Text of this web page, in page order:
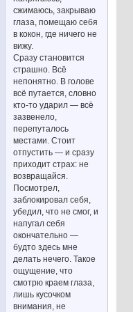
сжимаюсь, закрываю
глаза, помещаю себя
в кокон, где ничего не
вижу.
Сразу становится
страшно. Всё
непонятно. В голове
всё путается, словно
кто-то ударил — всё
зазвенело,
перепуталось
местами. Стоит
отпустить — и сразу
приходит страх: не
возвращайся.
Посмотрел,
заблокировал себя,
убедил, что не смог, и
напугал себя
окончательно —
будто здесь мне
делать нечего. Такое
ощущение, что
смотрю краем глаза,
лишь кусочком
внимания, не